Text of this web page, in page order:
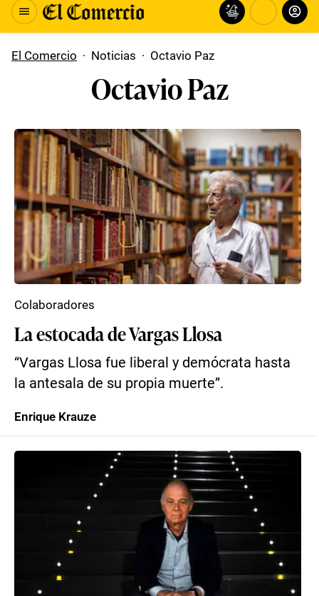
El Comercio · Noticias · Octavio Paz
Octavio Paz
La estocada de Vargas Llosa
“Vargas Llosa fue liberal y demócrata hasta
la antesala de su propia muerte”.
Colaboradores
Enrique Krauze